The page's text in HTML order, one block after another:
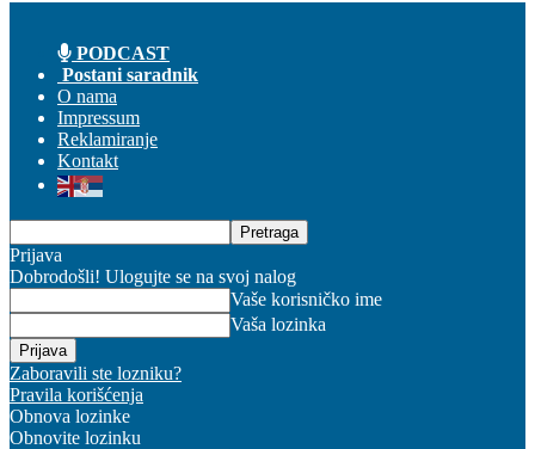
PODCAST
Postani saradnik
O nama
Impressum
Reklamiranje
Kontakt
Prijava
Dobrodošli! Ulogujte se na svoj nalog
Vaše korisničko ime
Vaša lozinka
Zaboravili ste lozniku?
Pravila korišćenja
Obnova lozinke
Obnovite lozinku